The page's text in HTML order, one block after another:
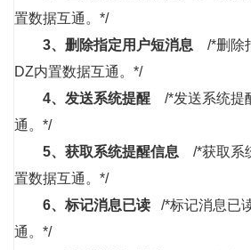
置数据互通。*/
3、 删除指定用户短消息 /*删除
DZ内置数据互通。*/
4、 发送系统提醒
/*发送系统提
通。*/
5、 获取系统提醒信息
/*获取系
置数据互通。*/
6、 标记消息已读 /*标记消息已
通。*/